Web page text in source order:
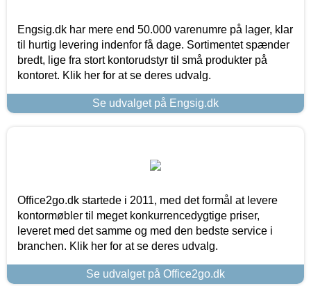
Engsig.dk har mere end 50.000 varenumre på lager, klar
til hurtig levering indenfor få dage. Sortimentet spænder
bredt, lige fra stort kontorudstyr til små produkter på
kontoret. Klik her for at se deres udvalg.
Se udvalget på Engsig.dk
Office2go.dk startede i 2011, med det formål at levere
kontormøbler til meget konkurrencedygtige priser,
leveret med det samme og med den bedste service i
branchen. Klik her for at se deres udvalg.
Se udvalget på Office2go.dk